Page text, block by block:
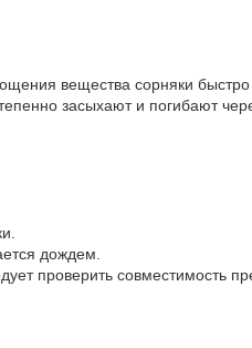
вещества сорняки быстро
засыхают и погибают
дождем.
проверить совместимость